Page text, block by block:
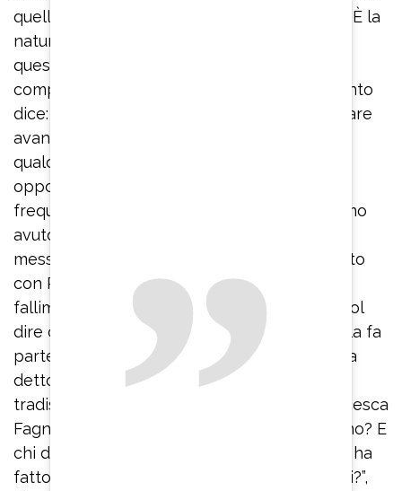
quelli che vogliono scegliere quella strada”. “È la
natura”, puntualizza Francesca Fagnani. “In
questa fase sono innamoratissimo della mia
compagna Cindy”, svela l’attore. Del tradimento
dice: “E’ un’opportunità di capire se vuoi andare
avanti nel rapporto, se vuoi chiuderlo, se c’è
qualcosa dentro di te che non va. Queste
opportunità non mi sono capitate
frequentemente”. “Quanta popolarità abbiamo
avuto e quanti bastoni tra le ruote ci hanno
messo – afferma a proposito del suo rapporto
con Paola Barale – non lo definisco un
fallimento. Se siamo stati insieme 14 anni vuol
dire che c’era qualcosa di più profondo. Paola fa
parte del mio orto interiore”. “Paola Barale ha
detto: ‘Un uomo che si definisce libero e poi
tradisce per me è uno sfigato’”, ricorda Francesca
Fagnani. “Era sposata prima di conoscermi, no? E
chi definisce lei?”, ribatte l’ex modello. Come ha
fatto a rapirla a Sperti? Che c’aveva più di lui?”,